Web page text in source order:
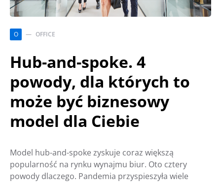
O OFFICE
Hub-and-spoke. 4
powody, dla których to
może być biznesowy
model dla Ciebie
Model hub-and-spoke zyskuje coraz większą
popularność na rynku wynajmu biur. Oto cztery
powody dlaczego. Pandemia przyspieszyła wiele